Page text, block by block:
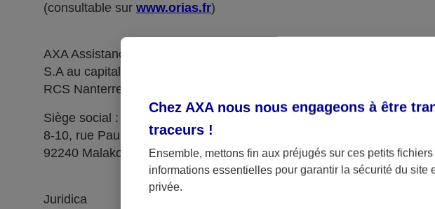
(consultable sur www.orias.fr)
AXA Assistance France Assurances,
S.A au capital de 51 429 430,40 €,
RCS Nanterre 415 392 724
Siège social :
8-10, rue Paul Vaillant Couturier
92240 Malakoff
Juridica
Chez AXA nous nous engageons à être
traceurs !
Ensemble, mettons fin aux préjugés sur ces petits
informations essentielles pour garantir la sécurité du
privée.